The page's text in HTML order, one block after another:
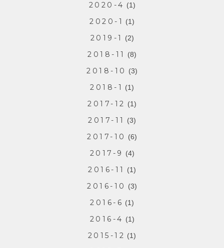
2020-4 (1)
2020-1 (1)
2019-1 (2)
2018-11 (8)
2018-10 (3)
2018-1 (1)
2017-12 (1)
2017-11 (3)
2017-10 (6)
2017-9 (4)
2016-11 (1)
2016-10 (3)
2016-6 (1)
2016-4 (1)
2015-12 (1)